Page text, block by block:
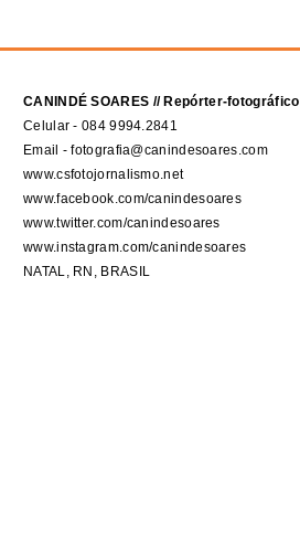
CANINDÉ SOARES // Repórter-fotográfico
Celular - 084 9994.2841
Email - fotografia@canindesoares.com
www.csfotojornalismo.net
www.facebook.com/canindesoares
www.twitter.com/canindesoares
www.instagram.com/canindesoares
NATAL, RN, BRASIL